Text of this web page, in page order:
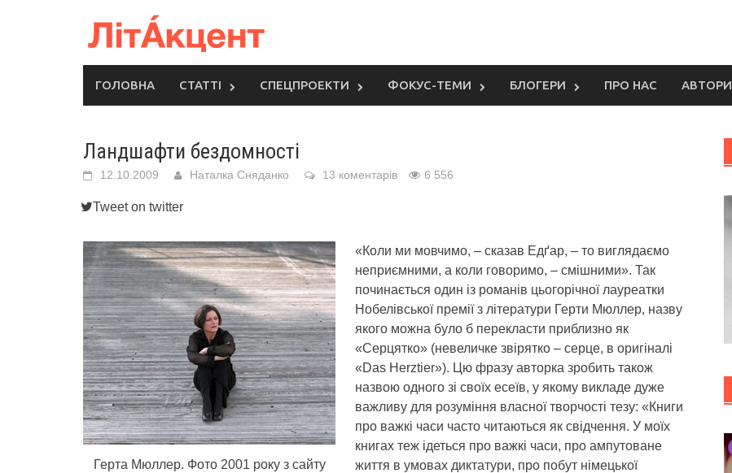
ГОЛОВНА СТАТТІ СПЕЦПРОЕКТИ ФОКУС-ТЕМИ БЛОГЕРИ ПРО НАС АВТОРИ
Ландшафти бездомності
12.10.2009 Наталка Сняданко 13 коментарів 6 556
Tweet on twitter
Герта Мюллер. Фото 2001 року з сайту
«Коли ми мовчимо, – сказав Едґар, – то виглядаємо
неприємними, а коли говоримо, – смішними». Так
починається один із романів цьогорічної лауреатки
Нобелівської премії з літератури Герти Мюллер, назву
якого можна було б перекласти приблизно як
«Серцятко» (невеличке звірятко – серце, в оригіналі
«Das Herztier»). Цю фразу авторка зробить також
назвою одного зі своїх есеїв, у якому викладе дуже
важливу для розуміння власної творчості тезу: «Книги
про важкі часи часто читаються як свідчення. У моїх
книгах теж ідеться про важкі часи, про ампутоване
життя в умовах диктатури, про побут німецької